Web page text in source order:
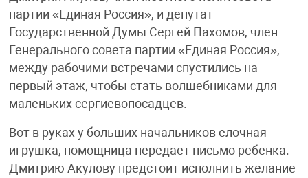
партии «Единая Россия», и депутат
Государственной Думы Сергей Пахомов, член
Генерального совета партии «Единая Россия»,
между рабочими встречами спустились на
первый этаж, чтобы стать волшебниками для
маленьких сергиевопосадцев.
Вот в руках у больших начальников елочная
игрушка, помощница передает письмо ребенка.
Дмитрию Акулову предстоит исполнить желание